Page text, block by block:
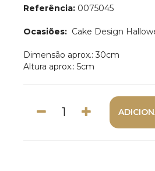
Referência: 0075045
Ocasiões: Cake Design
Dimensão aprox.: 30cm
Altura aprox.: 5cm